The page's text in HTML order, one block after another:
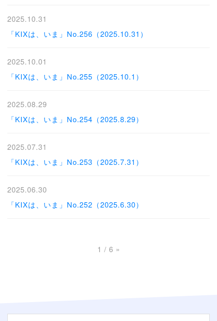
2025.10.31
「KIXは、いま」No.256（2025.10.31）
2025.10.01
「KIXは、いま」No.255（2025.10.1）
2025.08.29
「KIXは、いま」No.254（2025.8.29）
2025.07.31
「KIXは、いま」No.253（2025.7.31）
2025.06.30
「KIXは、いま」No.252（2025.6.30）
1 / 6 »